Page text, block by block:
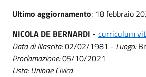
Ultimo aggiornamento: 18 febbraio
NICOLA DE BERNARDI - curriculum
Data di Nascita:02/02/1981 - Luogo:
Proclamazione:05/10/2021
Lista: Unione Civica